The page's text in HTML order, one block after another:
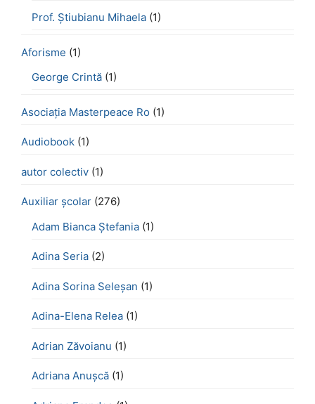
Prof. Știubianu Mihaela (1)
Aforisme (1)
George Crintă (1)
Asociația Masterpeace Ro (1)
Audiobook (1)
autor colectiv (1)
Auxiliar școlar (276)
Adam Bianca Ștefania (1)
Adina Seria (2)
Adina Sorina Seleșan (1)
Adina-Elena Relea (1)
Adrian Zăvoianu (1)
Adriana Anușcă (1)